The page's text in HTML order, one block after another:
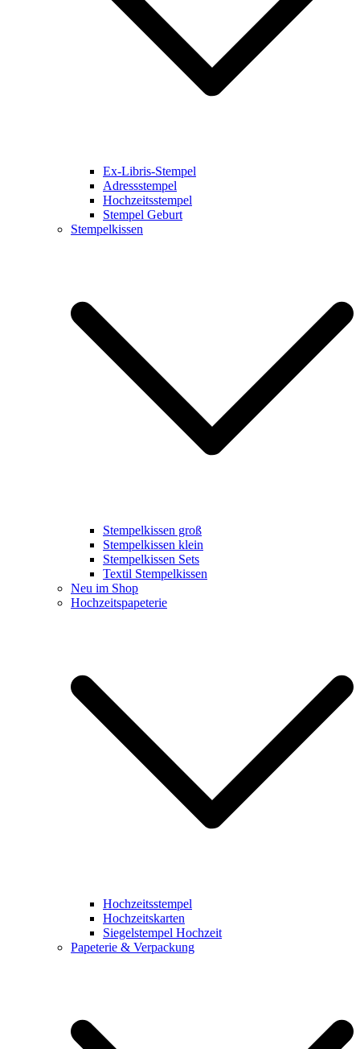
Ex-Libris-Stempel
Adressstempel
Hochzeitsstempel
Stempel Geburt
Stempelkissen
Stempelkissen groß
Stempelkissen klein
Stempelkissen Sets
Textil Stempelkissen
Neu im Shop
Hochzeitspapeterie
Hochzeitsstempel
Hochzeitskarten
Siegelstempel Hochzeit
Papeterie & Verpackung